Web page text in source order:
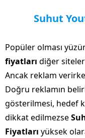
Suhut
Popüler olması
fiyatları diğer
Ancak reklam
Doğru reklamın
gösterilmesi, hedef
dikkat edilmezse
Fiyatları yüksek